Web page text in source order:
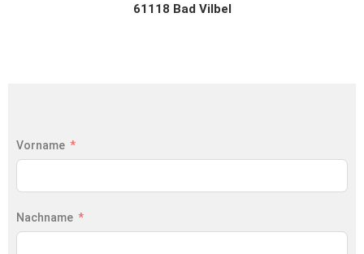
61118 Bad Vilbel
Vorname
Nachname